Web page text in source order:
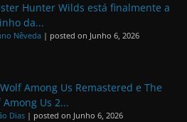
Hunter Wilds está finalmente a
da...
Nêveda | posted on Junho 6, 2026
Among Us Remastered e The
Among Us 2...
Dias | posted on Junho 6, 2026